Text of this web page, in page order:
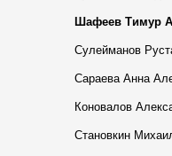
Шафеев Тимур
Сулейманов
Сараева Анна
Коновалов
Становкин